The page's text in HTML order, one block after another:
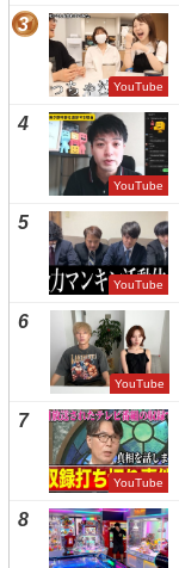
3
YouTube
4
YouTube
5
YouTube
6
YouTube
7
YouTube
8